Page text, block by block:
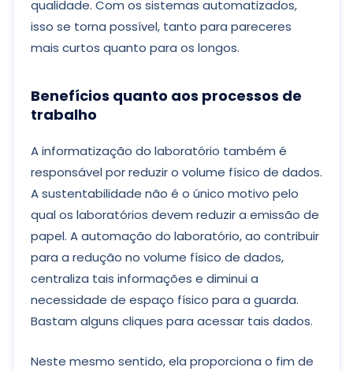
qualidade. Com os sistemas automatizados,
isso se torna possível, tanto para pareceres
mais curtos quanto para os longos.
Benefícios quanto aos processos de
trabalho
A informatização do laboratório também é
responsável por reduzir o volume físico de dados.
A sustentabilidade não é o único motivo pelo
qual os laboratórios devem reduzir a emissão de
papel. A automação do laboratório, ao contribuir
para a redução no volume físico de dados,
centraliza tais informações e diminui a
necessidade de espaço físico para a guarda.
Bastam alguns cliques para acessar tais dados.
Neste mesmo sentido, ela proporciona o fim de